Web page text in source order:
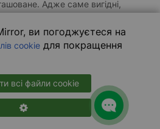
ви погоджуєтеся на
cookie для покращення
всі файли cookie
Адже саме вигідні,
та створювати стильний
які варто враховувати при
облаштовують
моделями, не вузькі та широкі
дасть змогу досягти гармонії;
форми будуть розсіювати світло